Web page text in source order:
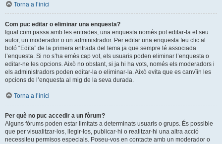
Torna a l’inici
Com puc editar o eliminar una enquesta?
Igual com passa amb les entrades, una enquesta només pot editar-la el seu
autor, un moderador o un administrador. Per editar una enquesta feu clic al
botó “Edita” de la primera entrada del tema ja que sempre té associada
l’enquesta. Si no s’ha emès cap vot, els usuaris poden eliminar l’enquesta o
editar-ne les opcions. Això no obstant, si ja hi ha vots, només els moderadors i
els administradors poden editar-la o eliminar-la. Això evita que es canvïin les
opcions de l’enquesta al mig de la seva durada.
Torna a l’inici
Per què no puc accedir a un fòrum?
Alguns fòrums poden estar limitats a determinats usuaris o grups. És possible
que per visualitzar-los, llegir-los, publicar-hi o realitzar-hi una altra acció
necessiteu permisos especials. Poseu-vos en contacte amb un moderador o